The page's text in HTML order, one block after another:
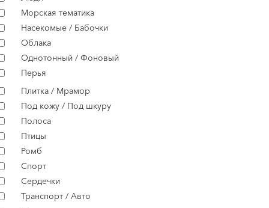
Морская тематика
Насекомые / Бабочки
Облака
Однотонный / Фоновый
Перья
Плитка / Мрамор
Под кожу / Под шкуру
Полоса
Птицы
Ромб
Спорт
Сердечки
Транспорт / Авто